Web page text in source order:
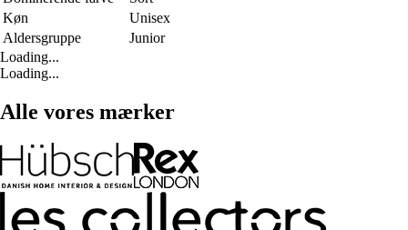
Køn
Unisex
Aldersgruppe
Junior
Loading...
Loading...
Alle vores mærker